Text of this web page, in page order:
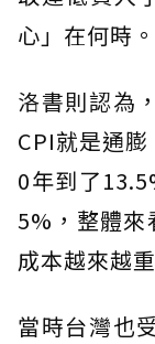
心」在何時。
洛書則認為
CPI就是通
0年到了
5%，整體來
成本越來越
當時台灣也